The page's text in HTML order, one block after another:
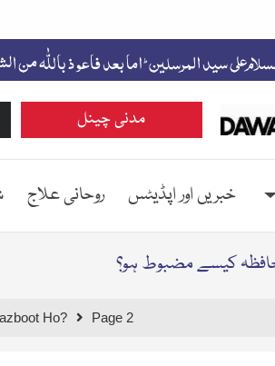
مدنی چینل
خبریں اور اپڈیٹس روحانی علاج
کیسے مضبوط ہو؟
Ho? Page 2